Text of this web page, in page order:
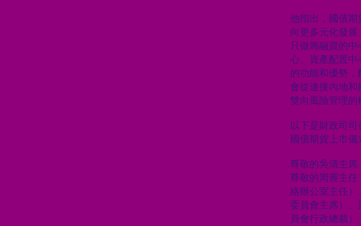
他指出，國債期
向更多元化發
只做籌融資的
心、資產配置中
的功能和優勢
會從連接內地和
雙向風險管理的
以下是財政司
國債期貨上市
尊敬的吳清主席
尊敬的周霽主任
絡辦公室主任）
委員會主席）、
員會行政總裁